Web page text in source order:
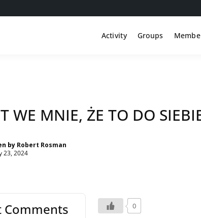
Activity Groups
WE MNIE, ŻE TO DO
by Robert Rosman
23, 2024
Comments 0